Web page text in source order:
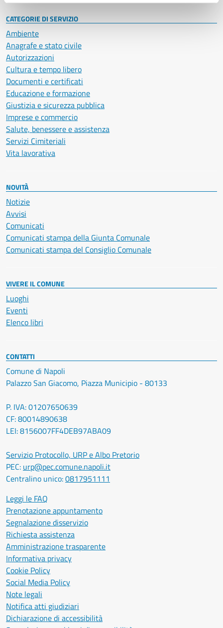
CATEGORIE DI SERVIZIO
Ambiente
Anagrafe e stato civile
Autorizzazioni
Cultura e tempo libero
Documenti e certificati
Educazione e formazione
Giustizia e sicurezza pubblica
Imprese e commercio
Salute, benessere e assistenza
Servizi Cimiteriali
Vita lavorativa
NOVITÀ
Notizie
Avvisi
Comunicati
Comunicati stampa della Giunta Comunale
Comunicati stampa del Consiglio Comunale
VIVERE IL COMUNE
Luoghi
Eventi
Elenco libri
CONTATTI
Comune di Napoli
Palazzo San Giacomo, Piazza Municipio - 80133
P. IVA: 01207650639
CF: 80014890638
LEI: 8156007FF4DEB97ABA09
Servizio Protocollo, URP e Albo Pretorio
PEC: urp@pec.comune.napoli.it
Centralino unico:0817951111
Leggi le FAQ
Prenotazione appuntamento
Segnalazione disservizio
Richiesta assistenza
Amministrazione trasparente
Informativa privacy
Cookie Policy
Social Media Policy
Note legali
Notifica atti giudiziari
Dichiarazione di accessibilità